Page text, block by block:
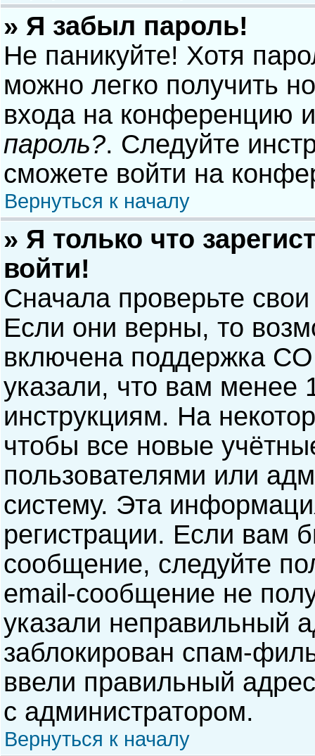
» Я забыл пароль!
Не паникуйте! Хотя
можно легко получить
входа на конференцию
пароль?. Следуйте
сможете войти на
Вернуться к началу
» Я только что
войти!
Сначала проверьте
Если они верны, то
включена поддержка
указали, что вам менее
инструкциям. На
чтобы все новые
пользователями или
систему. Эта
регистрации. Если вам
сообщение, следуйте
email-сообщение не
указали неправильный
заблокирован спам-
ввели правильный
с администратором.
Вернуться к началу